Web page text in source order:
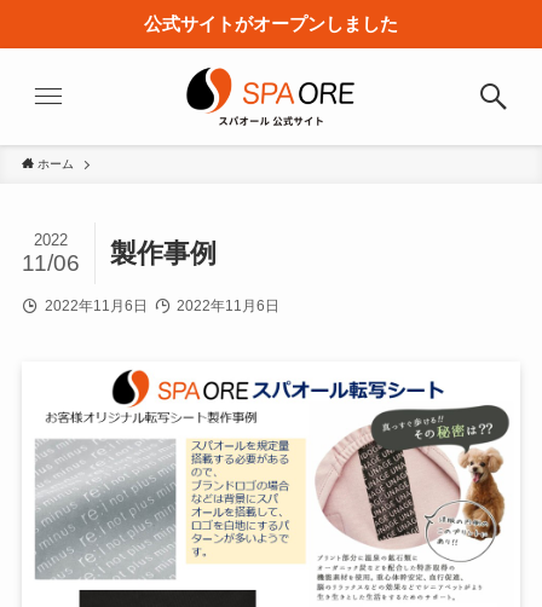
公式サイトがオープンしました
ホーム
製作事例
2022
11/06
2022年11月6日 2022年11月6日